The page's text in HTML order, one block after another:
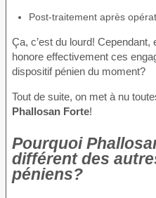
Post-traitement après
Ça, c’est du lourd!
honore effectivement ces
dispositif pénien du moment?
Tout de suite, on met à nu
Phallosan Forte!
Pourquoi
différent des
péniens?